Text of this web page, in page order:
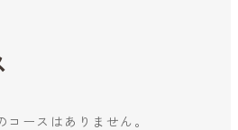
コースはありません。